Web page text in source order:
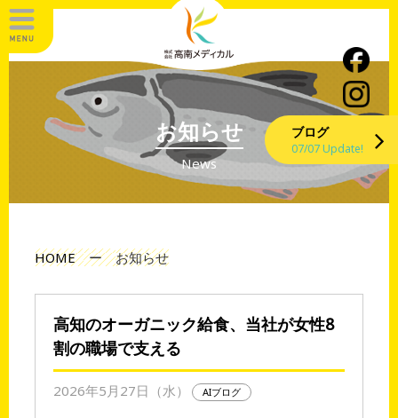
お知らせ
News
HOMEーお知らせ
高知のオーガニック給食、当社が女性8
割の職場で支える
2026年5月27日（水） AIブログ
ブログ
07/07 Update!